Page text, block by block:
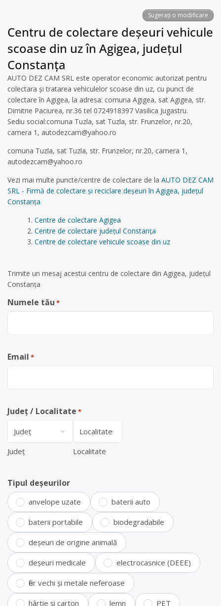
Sugerați o modificare
Centru de colectare deșeuri vehicule
scoase din uz în Agigea, județul
Constanța
AUTO DEZ CAM SRL este operator economic autorizat pentru
colectara și tratarea vehiculelor scoase din uz, cu punct de
colectare în Agigea, la adresa: comuna Agigea, sat Agigea, str.
Dimitrie Paciurea, nr.36 tel 0724918397 Vasilica Jugastru.
Sediu social:comuna Tuzla, sat Tuzla, str. Frunzelor, nr.20,
camera 1, autodezcam@yahoo.ro
comuna Tuzla, sat Tuzla, str. Frunzelor, nr.20, camera 1,
autodezcam@yahoo.ro
Vezi mai multe puncte/centre de colectare de la AUTO DEZ CAM
SRL - Firmă de colectare și reciclare deșeuri în Agigea, județul
Constanța
Centre de colectare Agigea
Centre de colectare județul Constanța
Centre de colectare vehicule scoase din uz
Trimite un mesaj acestui centru de colectare din Agigea, județul
Constanța
Numele tău *
Email *
Județ / Localitate *
Județ Localitate
Tipul deșeurilor
anvelope uzate baterii auto
baterii portabile biodegradabile
deșeuri de origine animală
deșeuri medicale electrocasnice (DEEE)
fier vechi și metale neferoase
hârtie și carton lemn PET